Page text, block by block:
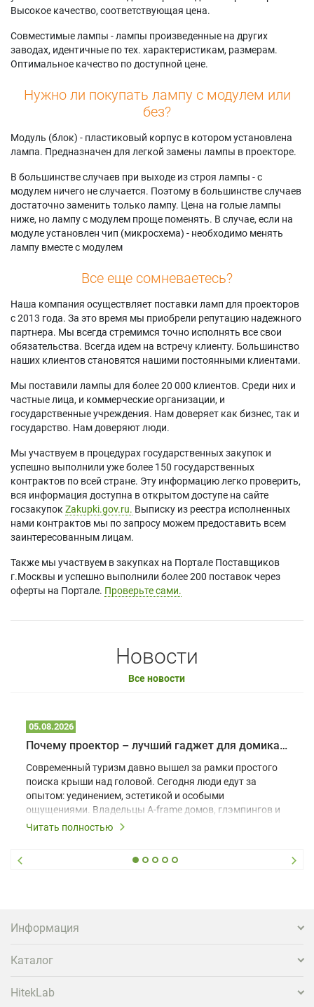
Высокое качество, соответствующая цена.
Совместимые лампы - лампы произведенные на других
заводах, идентичные по тех. характеристикам, размерам.
Оптимальное качество по доступной цене.
Нужно ли покупать лампу с модулем или
без?
Модуль (блок) - пластиковый корпус в котором установлена
лампа. Предназначен для легкой замены лампы в проекторе.
В большинстве случаев при выходе из строя лампы - с
модулем ничего не случается. Поэтому в большинстве случаев
достаточно заменить только лампу. Цена на голые лампы
ниже, но лампу с модулем проще поменять. В случае, если на
модуле установлен чип (микросхема) - необходимо менять
лампу вместе с модулем
Все еще сомневаетесь?
Наша компания осуществляет поставки ламп для проекторов
с 2013 года. За это время мы приобрели репутацию надежного
партнера. Мы всегда стремимся точно исполнять все свои
обязательства. Всегда идем на встречу клиенту. Большинство
наших клиентов становятся нашими постоянными клиентами.
Мы поставили лампы для более 20 000 клиентов. Среди них и
частные лица, и коммерческие организации, и
государственные учреждения. Нам доверяет как бизнес, так и
государство. Нам доверяют люди.
Мы участвуем в процедурах государственных закупок и
успешно выполнили уже более 150 государственных
контрактов по всей стране. Эту информацию легко проверить,
вся информация доступна в открытом доступе на сайте
госзакупок Zakupki.gov.ru. Выписку из реестра исполненных
нами контрактов мы по запросу можем предоставить всем
заинтересованным лицам.
Также мы участвуем в закупках на Портале Поставщиков
г.Москвы и успешно выполнили более 200 поставок через
оферты на Портале. Проверьте сами.
Новости
Все новости
05.08.2026
Почему проектор – лучший гаджет для домика в глэмпинге
Современный туризм давно вышел за рамки простого
поиска крыши над головой. Сегодня люди едут за
опытом: уединением, эстетикой и особыми
ощущениями. Владельцы A-frame домов, глэмпингов и
шале понимают, что конкуренция растет, и
вернуться и поделиться впечатлениями в соцсетях,
проектора.
Читать полностью
Информация
Каталог
HitekLab